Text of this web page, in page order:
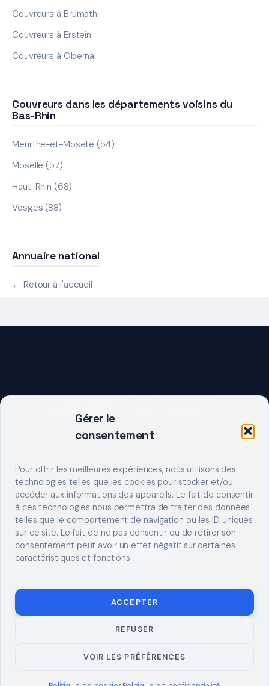
Gérer le
consentement
Pour offrir les meilleures expériences, nous utilisons des
technologies telles que les cookies pour stocker et/ou
accéder aux informations des appareils. Le fait de consentir
à ces technologies nous permettra de traiter des données
telles que le comportement de navigation ou les ID uniques
sur ce site. Le fait de ne pas consentir ou de retirer son
consentement peut avoir un effet négatif sur certaines
caractéristiques et fonctions.
ACCEPTER
REFUSER
VOIR LES PRÉFÉRENCES
Couvreurs à Brumath
Couvreurs à Erstein
Couvreurs à Obernai
Couvreurs dans les départements voisins du
Bas-Rhin
Meurthe-et-Moselle (54)
Moselle (57)
Haut-Rhin (68)
Vosges (88)
Annuaire national
← Retour à l'accueil
DEMARRER UN PROJET ?
Décrivez votre besoin, trouvez le bon pro.
S'INSCRIRE